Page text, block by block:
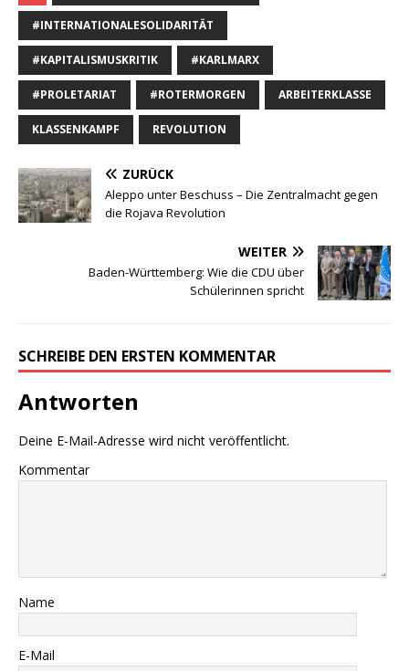
#INTERNATIONALESOLIDARITÄT
#KAPITALISMUSKRITIK #KARLMARX
#PROLETARIAT #ROTERMORGEN ARBEITERKLASSE
KLASSENKAMPF REVOLUTION
ZURÜCK
Aleppo unter Beschuss – Die Zentralmacht gegen
die Rojava Revolution
WEITER
Baden-Württemberg: Wie die CDU über
Schülerinnen spricht
SCHREIBE DEN ERSTEN KOMMENTAR
Antworten
Deine E-Mail-Adresse wird nicht veröffentlicht.
Kommentar
Name
E-Mail